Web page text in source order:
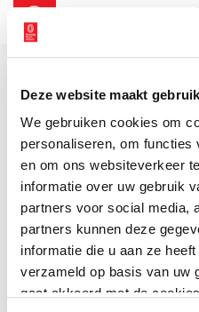
Deze website maakt
We gebruiken cookies om
personaliseren, om functies
en om ons websiteverkeer
informatie over uw gebruik
partners voor social media,
partners kunnen deze
informatie die u aan ze
verzameld op basis van uw
gaat akkoord met de